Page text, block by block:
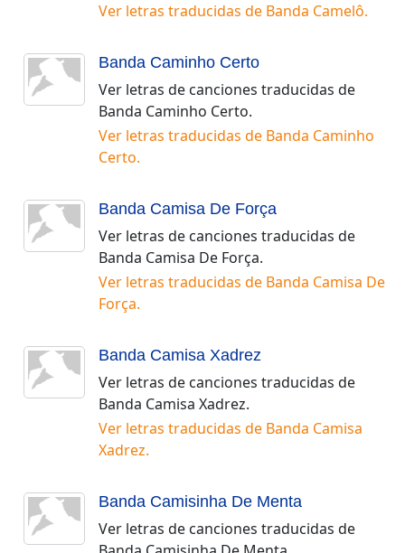
Ver letras traducidas de Banda Camelô.
Banda Caminho Certo
Ver letras de canciones traducidas de
Banda Caminho Certo.
Ver letras traducidas de Banda Caminho
Certo.
Banda Camisa De Força
Ver letras de canciones traducidas de
Banda Camisa De Força.
Ver letras traducidas de Banda Camisa De
Força.
Banda Camisa Xadrez
Ver letras de canciones traducidas de
Banda Camisa Xadrez.
Ver letras traducidas de Banda Camisa
Xadrez.
Banda Camisinha De Menta
Ver letras de canciones traducidas de